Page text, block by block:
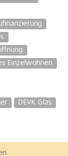
Einzelwohnen
DEVK Glas